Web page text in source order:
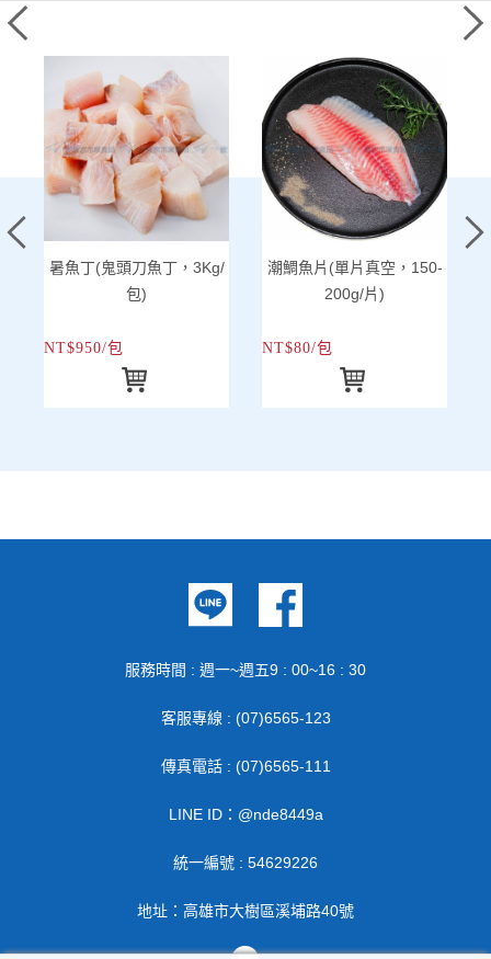
暑魚丁(鬼頭刀魚丁，3Kg/
包)
NT$950/包
潮鯛魚片(單片真空，150-
200g/片)
NT$80/包
服務時間 : 週一~週五9 : 00~16 : 30
客服專線 : (07)6565-123
傳真電話 : (07)6565-111
LINE ID：@nde8449a
統一編號 : 54629226
地址：高雄市大樹區溪埔路40號